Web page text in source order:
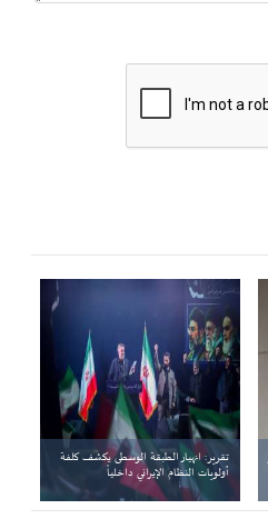
تقرير: انهيار الطبقة الوسطى يكشف كلفة
أولويات النظام الإيراني داخلياً